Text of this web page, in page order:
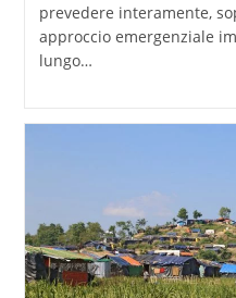
prevedere interamente,
approccio emergenziale
lungo…